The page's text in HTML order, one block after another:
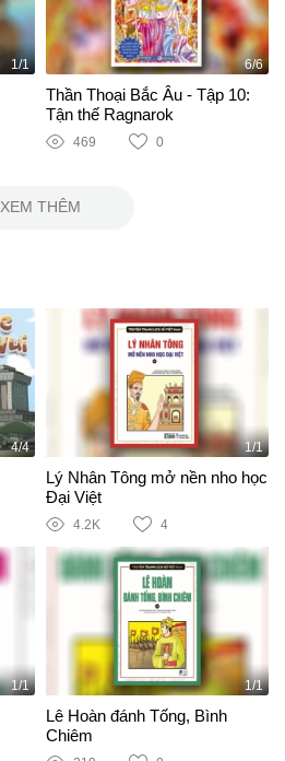
1/1 6/6
Thần Thoại Bắc Âu - Tập 10:
Tận thế Ragnarok
469 0
XEM THÊM
4/4 1/1
Lý Nhân Tông mở nền nho học
Đại Việt
4.2K 4
1/1 1/1
Lê Hoàn đánh Tống, Bình
Chiêm